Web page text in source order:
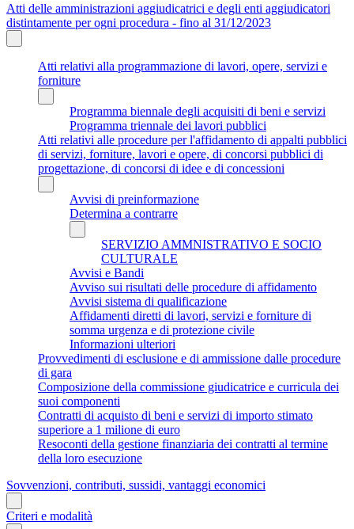
Atti delle amministrazioni aggiudicatrici e degli enti aggiudicatori
distintamente per ogni procedura - fino al 31/12/2023
Atti relativi alla programmazione di lavori, opere, servizi e
forniture
Programma biennale degli acquisiti di beni e servizi
Programma triennale dei lavori pubblici
Atti relativi alle procedure per l'affidamento di appalti pubblici
di servizi, forniture, lavori e opere, di concorsi pubblici di
progettazione, di concorsi di idee e di concessioni
Avvisi di preinformazione
Determina a contrarre
SERVIZIO AMMNISTRATIVO E SOCIO
CULTURALE
Avvisi e Bandi
Avviso sui risultati delle procedure di affidamento
Avvisi sistema di qualificazione
Affidamenti diretti di lavori, servizi e forniture di
somma urgenza e di protezione civile
Informazioni ulteriori
Provvedimenti di esclusione e di ammissione dalle procedure
di gara
Composizione della commissione giudicatrice e curricula dei
suoi componenti
Contratti di acquisto di beni e servizi di importo stimato
superiore a 1 milione di euro
Resoconti della gestione finanziaria dei contratti al termine
della loro esecuzione
Sovvenzioni, contributi, sussidi, vantaggi economici
Criteri e modalità